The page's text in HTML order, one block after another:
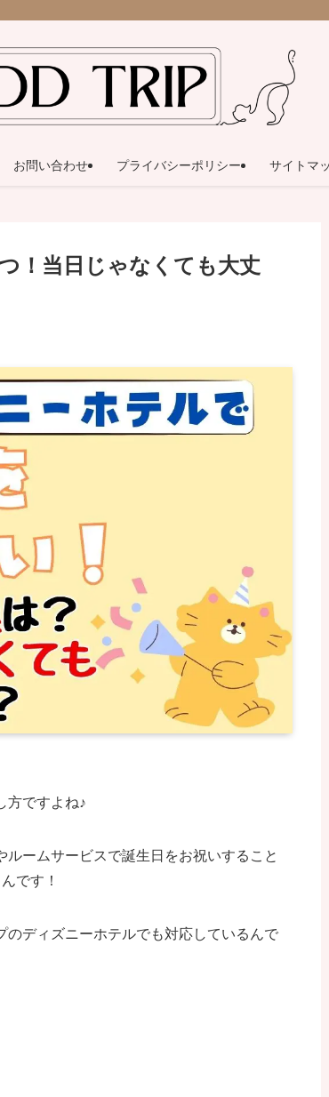
お問い合わせ プライバシーポリシー サイトマ
！当日じゃなくても大丈
方ですよね♪
ームサービスで誕生日をお祝いすること
です！
のディズニーホテルでも対応しているんで